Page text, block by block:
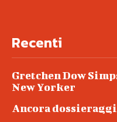
Recenti
Gretchen Dow
New Yorker
Ancora